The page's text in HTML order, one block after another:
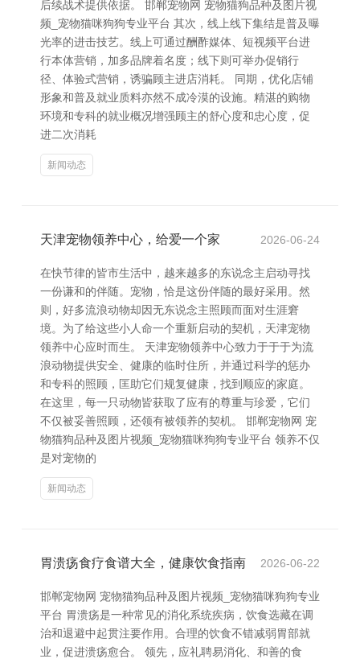
后续战术提供依据。 邯郸宠物网 宠物猫狗品种及图片视
频_宠物猫咪狗狗专业平台 其次，线上线下集结是普及曝
光率的进击技艺。线上可通过酬酢媒体、短视频平台进
行本体营销，加多品牌着名度；线下则可举办促销行
径、体验式营销，诱骗顾主进店消耗。 同期，优化店铺
形象和普及就业质料亦然不成冷漠的设施。精湛的购物
环境和专科的就业概况增强顾主的舒心度和忠心度，促
进二次消耗
新闻动态
天津宠物领养中心，给爱一个家 2026-06-24
在快节律的皆市生活中，越来越多的东说念主启动寻找
一份谦和的伴随。宠物，恰是这份伴随的最好采用。然
则，好多流浪动物却因无东说念主照顾而面对生涯窘
境。为了给这些小人命一个重新启动的契机，天津宠物
领养中心应时而生。 天津宠物领养中心致力于于于为流
浪动物提供安全、健康的临时住所，并通过科学的惩办
和专科的照顾，匡助它们规复健康，找到顺应的家庭。
在这里，每一只动物皆获取了应有的尊重与珍爱，它们
不仅被妥善照顾，还领有被领养的契机。 邯郸宠物网 宠
物猫狗品种及图片视频_宠物猫咪狗狗专业平台 领养不仅
是对宠物的
新闻动态
胃溃疡食疗食谱大全，健康饮食指南 2026-06-22
邯郸宠物网 宠物猫狗品种及图片视频_宠物猫咪狗狗专业
平台 胃溃疡是一种常见的消化系统疾病，饮食选藏在调
治和退避中起贯注要作用。合理的饮食不错减弱胃部就
业，促进溃疡愈合。 领先，应礼聘易消化、和善的食